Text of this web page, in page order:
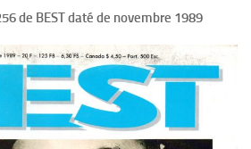
de BEST daté de novembre 1989